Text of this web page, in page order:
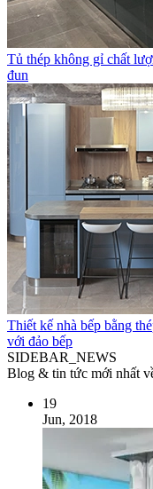
Tủ thép không gỉ chất
đun
Thiết kế nhà bếp bằng
với đảo bếp
SIDEBAR_NEWS
Blog & tin tức mới nhất
19
Jun, 2018